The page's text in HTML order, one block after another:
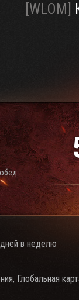
[WLOM]
в неделю
Глобальная